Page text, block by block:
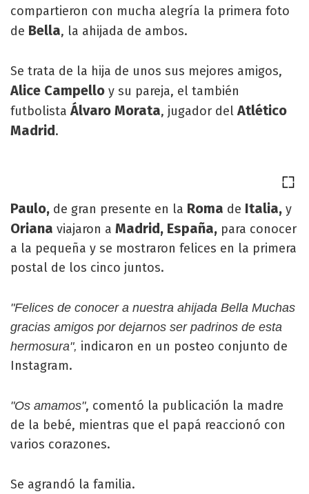
compartieron con mucha alegría la primera foto
de Bella, la ahijada de ambos.
Se trata de la hija de unos sus mejores amigos,
Alice Campello y su pareja, el también
futbolistaÁlvaro Morata, jugador delAtlético
Madrid.
Paulo, de gran presente en la Roma de Italia, y
Oriana viajaron a Madrid, España, para conocer
a la pequeña y se mostraron felices en la primera
postal de los cinco juntos.
"Felices de conocer a nuestra ahijada Bella Muchas
gracias amigos por dejarnos ser padrinos de esta
hermosura", indicaron en un posteo conjunto de
Instagram.
"Os amamos", comentó la publicación la madre
de la bebé, mientras que el papá reaccionó con
varios corazones.
Se agrandó la familia.